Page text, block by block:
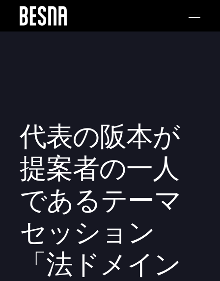
代表の阪本が
提案者の一人
であるテーマ
セッション
「法ドメイン